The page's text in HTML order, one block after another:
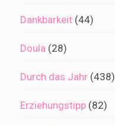
Dankbarkeit (44)
Doula (28)
Durch das Jahr (438)
Erziehungstipp (82)